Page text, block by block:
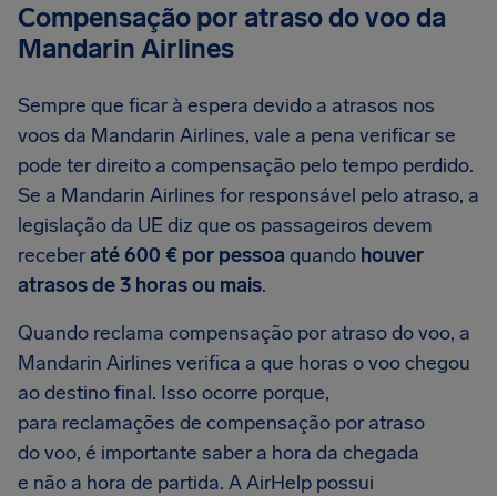
Compensação por atraso do voo da
Mandarin Airlines
Sempre que ficar à espera devido a atrasos nos
voos da Mandarin Airlines, vale a pena verificar se
pode ter direito a compensação pelo tempo perdido.
Se a Mandarin Airlines for responsável pelo atraso, a
legislação da UE diz que os passageiros devem
receberaté 600 € por pessoa quando houver
atrasos de 3 horas ou mais.
Quando reclama compensação por atraso do voo, a
Mandarin Airlines verifica a que horas o voo chegou
ao destino final. Isso ocorre porque,
para reclamações de compensação por atraso
do voo, é importante saber a hora da chegada
e não a hora de partida. A AirHelp possui